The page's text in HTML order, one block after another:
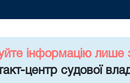
інформацію лише
центр судової